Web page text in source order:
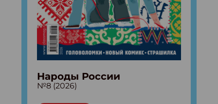
Народы России
№8 (2026)